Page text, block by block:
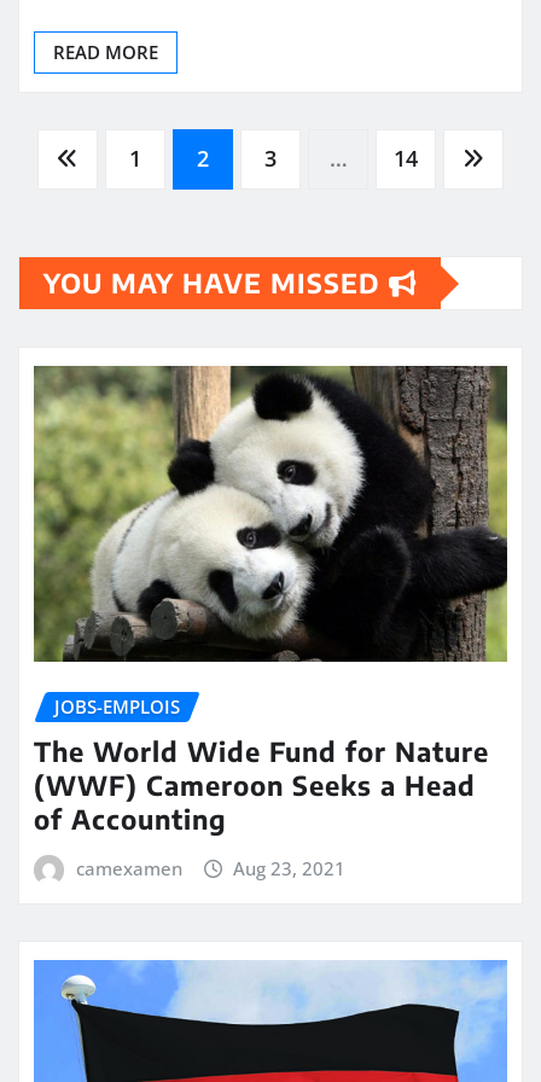
READ MORE
Posts1 2 3 … 14
YOU MAY HAVE MISSED
JOBS-EMPLOIS
The World Wide Fund for Nature
(WWF) Cameroon Seeks a Head
of Accounting
camexamen Aug 23, 2021